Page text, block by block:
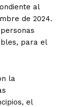
al
de 2024.
para el
la
el